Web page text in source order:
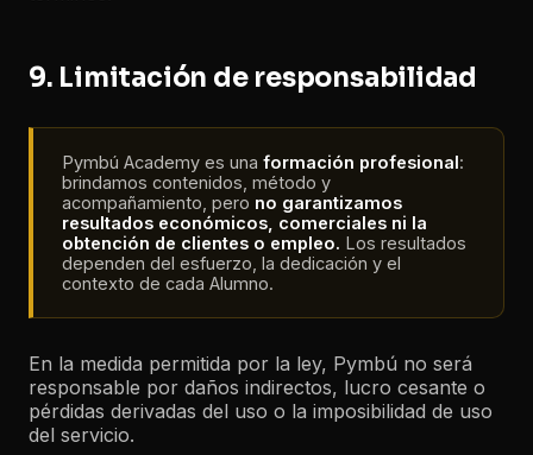
9. Limitación de responsabilidad
Pymbú Academy es una formación profesional:
brindamos contenidos, método y
acompañamiento, pero no garantizamos
resultados económicos, comerciales ni la
obtención de clientes o empleo. Los resultados
dependen del esfuerzo, la dedicación y el
contexto de cada Alumno.
En la medida permitida por la ley, Pymbú no será
responsable por daños indirectos, lucro cesante o
pérdidas derivadas del uso o la imposibilidad de uso
del servicio.